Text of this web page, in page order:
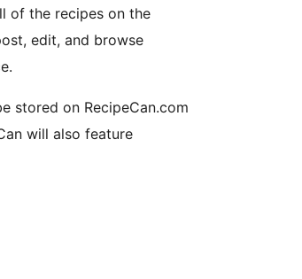
of the recipes on the
edit, and browse
stored on RecipeCan.com
will also feature